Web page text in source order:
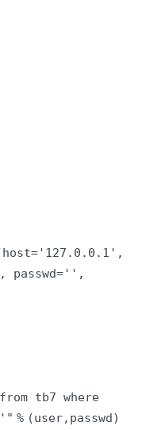
='127.0.0.1' ,
, passwd=' ',
tb7 where
% (user,passwd)